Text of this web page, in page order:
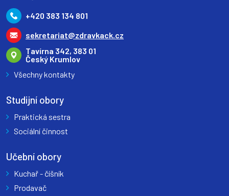
+420 383 134 801
sekretariat@zdravkack.cz
Tavírna 342, 383 01
Český Krumlov
Všechny kontakty
Studijní obory
Praktická sestra
Sociální činnost
Učební obory
Kuchař - číšník
Prodavač